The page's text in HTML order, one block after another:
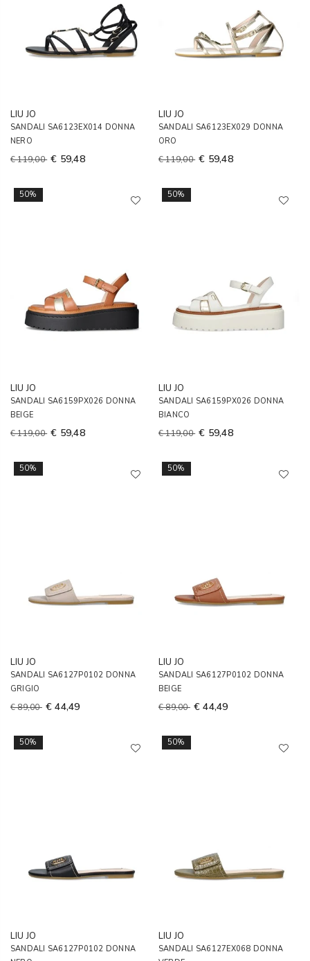
LIU JO
SANDALI SA6123EX014 DONNA
NERO
€ 119,00 € 59,48
LIU JO
SANDALI SA6123EX029 DONNA
ORO
€ 119,00 € 59,48
50%
LIU JO
SANDALI SA6159PX026 DONNA
BEIGE
€ 119,00 € 59,48
50%
LIU JO
SANDALI SA6159PX026 DONNA
BIANCO
€ 119,00 € 59,48
50%
LIU JO
SANDALI SA6127P0102 DONNA
GRIGIO
€ 89,00 € 44,49
50%
LIU JO
SANDALI SA6127P0102 DONNA
BEIGE
€ 89,00 € 44,49
50%
LIU JO
SANDALI SA6127P0102 DONNA
50%
LIU JO
SANDALI SA6127EX068 DONNA